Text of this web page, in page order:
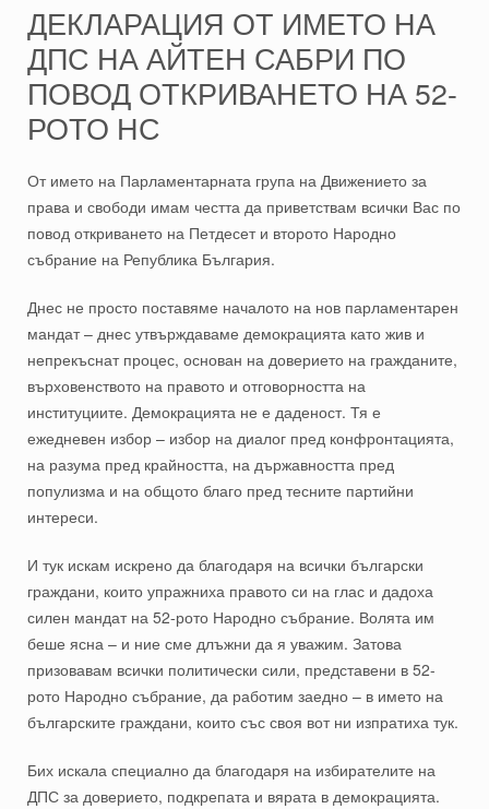
ДЕКЛАРАЦИЯ ОТ ИМЕТО НА
ДПС НА АЙТЕН САБРИ ПО
ПОВОД ОТКРИВАНЕТО НА 52-
РОТО НС
От името на Парламентарната група на Движението за
права и свободи имам честта да приветствам всички Вас по
повод откриването на Петдесет и второто Народно
събрание на Република България.
Днес не просто поставяме началото на нов парламентарен
мандат – днес утвърждаваме демокрацията като жив и
непрекъснат процес, основан на доверието на гражданите,
върховенството на правото и отговорността на
институциите. Демокрацията не е даденост. Тя е
ежедневен избор – избор на диалог пред конфронтацията,
на разума пред крайността, на държавността пред
популизма и на общото благо пред тесните партийни
интереси.
И тук искам искрено да благодаря на всички български
граждани, които упражниха правото си на глас и дадоха
силен мандат на 52-рото Народно събрание. Волята им
беше ясна – и ние сме длъжни да я уважим. Затова
призовавам всички политически сили, представени в 52-
рото Народно събрание, да работим заедно – в името на
българските граждани, които със своя вот ни изпратиха тук.
Бих искала специално да благодаря на избирателите на
ДПС за доверието, подкрепата и вярата в демокрацията.